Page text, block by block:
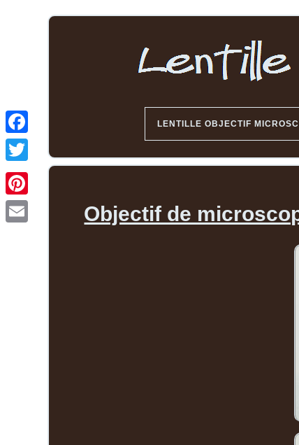
LENTILLE OBJECTIF
Objectif de